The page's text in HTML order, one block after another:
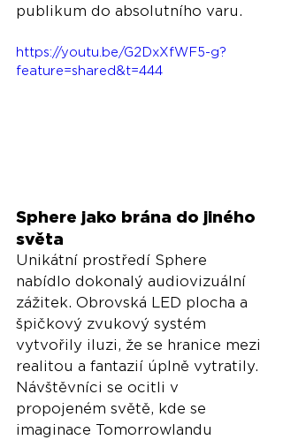
publikum do absolutního varu.
https://youtu.be/G2DxXfWF5-g?
feature=shared&t=444
Sphere jako brána do jiného
světa
Unikátní prostředí Sphere
nabídlo dokonalý audiovizuální
zážitek. Obrovská LED plocha a
špičkový zvukový systém
vytvořily iluzi, že se hranice mezi
realitou a fantazií úplně vytratily.
Návštěvníci se ocitli v
propojeném světě, kde se
imaginace Tomorrowlandu